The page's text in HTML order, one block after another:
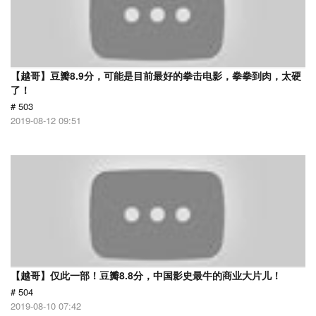
【越哥】豆瓣8.9分，可能是目前最好的拳击电影，拳拳到肉，太硬
了！
# 503
2019-08-12 09:51
【越哥】仅此一部！豆瓣8.8分，中国影史最牛的商业大片儿！
# 504
2019-08-10 07:42